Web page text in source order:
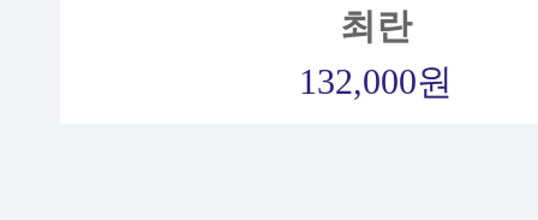
최란
132,000원